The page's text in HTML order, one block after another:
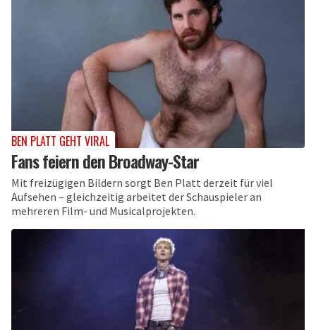
BEN PLATT GEHT VIRAL
Fans feiern den Broadway-Star
Mit freizügigen Bildern sorgt Ben Platt derzeit für viel
Aufsehen – gleichzeitig arbeitet der Schauspieler an
mehreren Film- und Musicalprojekten.